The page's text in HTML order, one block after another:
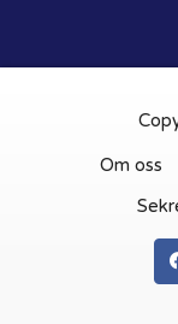
Om oss